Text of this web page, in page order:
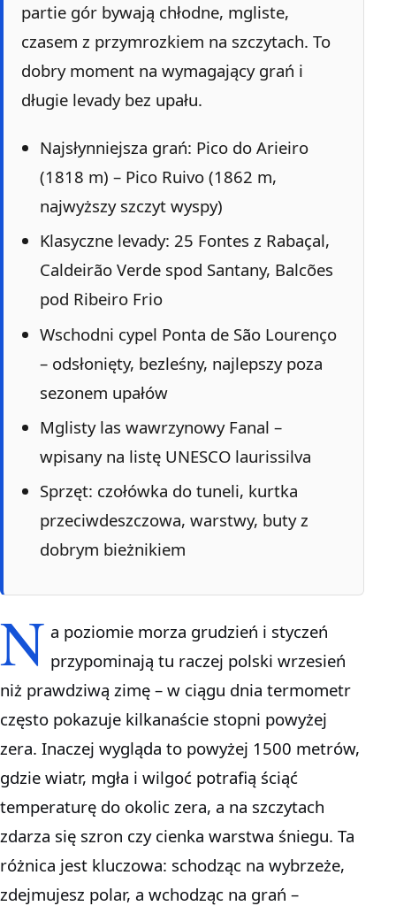
partie gór bywają chłodne, mgliste,
czasem z przymrozkiem na szczytach. To
dobry moment na wymagający grań i
długie levady bez upału.
Najsłynniejsza grań: Pico do Arieiro
(1818 m) – Pico Ruivo (1862 m,
najwyższy szczyt wyspy)
Klasyczne levady: 25 Fontes z Rabaçal,
Caldeirão Verde spod Santany, Balcões
pod Ribeiro Frio
Wschodni cypel Ponta de São Lourenço
– odsłonięty, bezleśny, najlepszy poza
sezonem upałów
Mglisty las wawrzynowy Fanal –
wpisany na listę UNESCO laurissilva
Sprzęt: czołówka do tuneli, kurtka
przeciwdeszczowa, warstwy, buty z
dobrym bieżnikiem
N a poziomie morza grudzień i styczeń
przypominają tu raczej polski wrzesień
niż prawdziwą zimę – w ciągu dnia termometr
często pokazuje kilkanaście stopni powyżej
zera. Inaczej wygląda to powyżej 1500 metrów,
gdzie wiatr, mgła i wilgoć potrafią ściąć
temperaturę do okolic zera, a na szczytach
zdarza się szron czy cienka warstwa śniegu. Ta
różnica jest kluczowa: schodząc na wybrzeże,
zdejmujesz polar, a wchodząc na grań –